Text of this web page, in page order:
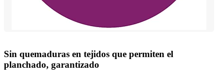
Sin quemaduras en tejidos que permiten el
planchado, garantizado